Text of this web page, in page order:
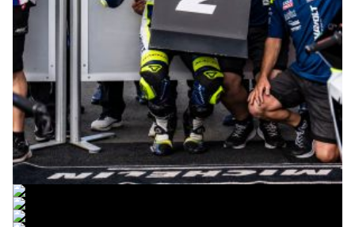
© M. Tormo & P. Diaz
© M. Tormo & P. Diaz